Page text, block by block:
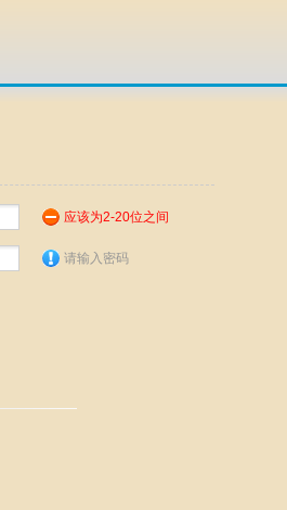
应该为2-20位之间
请输入密码